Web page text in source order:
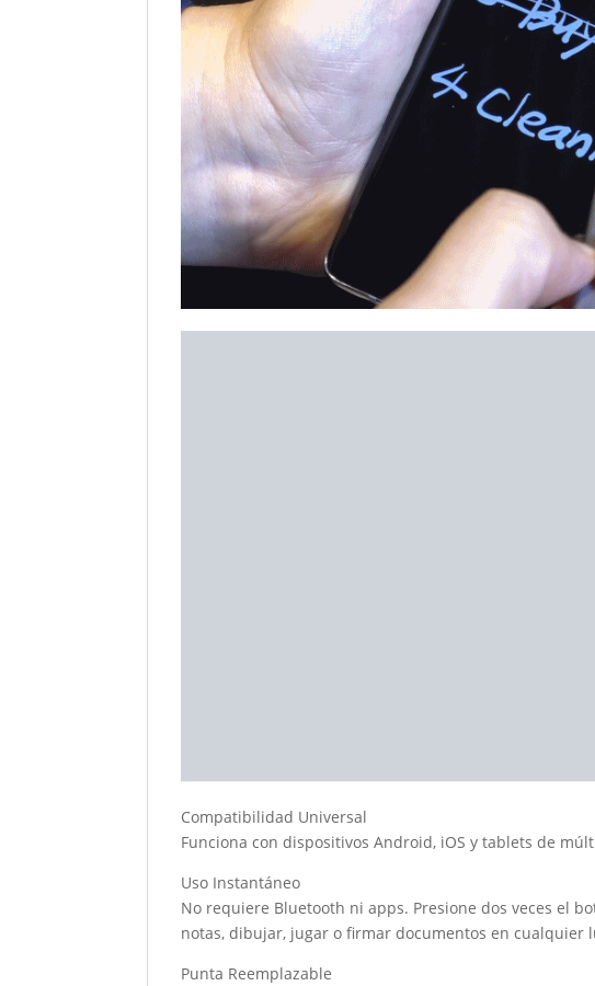
Compatibilidad Universal
Funciona con dispositivos Android, iOS y tablets de
Uso Instantáneo
No requiere Bluetooth ni apps. Presione dos veces el
notas, dibujar, jugar o firmar documentos en cualquier
Punta Reemplazable